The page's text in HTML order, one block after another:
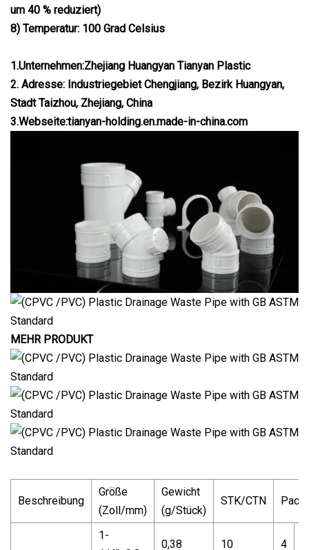
um 40 % reduziert)
8) Temperatur: 100 Grad Celsius
1.Unternehmen:Zhejiang Huangyan Tianyan Plastic
2. Adresse: Industriegebiet Chengjiang, Bezirk Huangyan,
Stadt Taizhou, Zhejiang, China
3.Webseite:tianyan-holding.en.made-in-china.com
MEHR PRODUKT
Beschreibung
Größe
(Zoll/mm)
Gewicht
(g/Stück)
STK/CTN
1-
0,38 10 4